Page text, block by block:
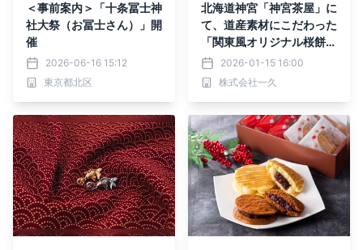
＜事前案内＞「十条冨士神
社大祭（お冨士さん）」開
催
2026-06-16 15:12
東京都北区
北海道神宮「神宮茶屋」に
て、道産素材にこだわった
「関東風オリジナル桜餅」
を1月16日より期間限定で
販売！
2026-01-15 16:00
株式会社一久